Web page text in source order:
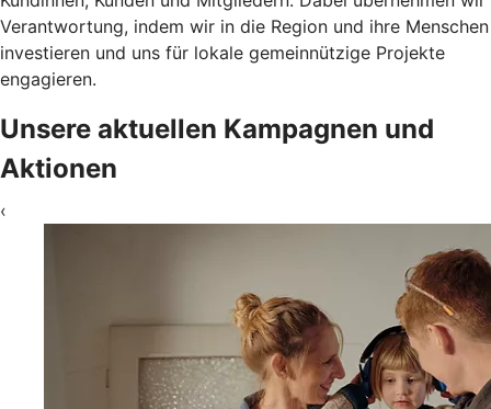
Verantwortung, indem wir in die Region und ihre Menschen
investieren und uns für lokale gemeinnützige Projekte
engagieren.
Unsere aktuellen Kampagnen und
Aktionen
‹